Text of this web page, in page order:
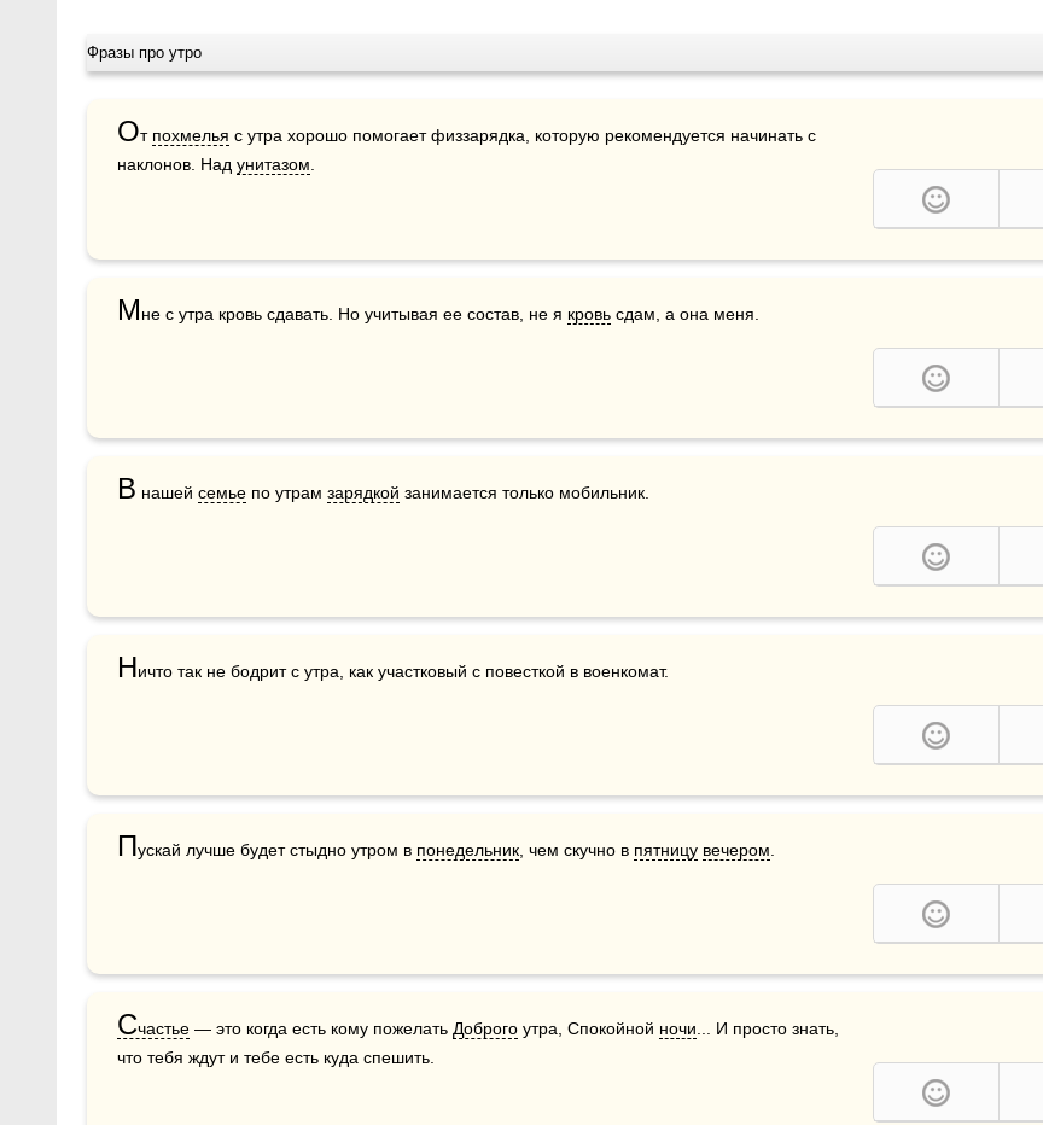
Фразы про утро
От похмелья с утра хорошо помогает физзарядка, которую рекомендуется начинать с
наклонов. Над унитазом
Мне с утра кровь сдавать. Но учитывая ее состав, не я кровь сдам, а она меня.
В нашей семье по утрам зарядкой занимается только мобильник.
Ничто так не бодрит с утра, как участковый с повесткой в военкомат.
Пускай лучше будет стыдно утром в понедельник , чем скучно в пятницу вечером
Счастье — это когда есть кому пожелать Доброго утра, Спокойной ночи ... И просто знать,
что тебя ждут и тебе есть куда спешить.